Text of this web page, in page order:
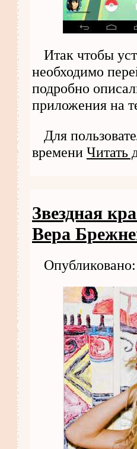
Итак чтобы
необходимо
подробно
приложения на
Для
времени Читать
Звездная
Вера